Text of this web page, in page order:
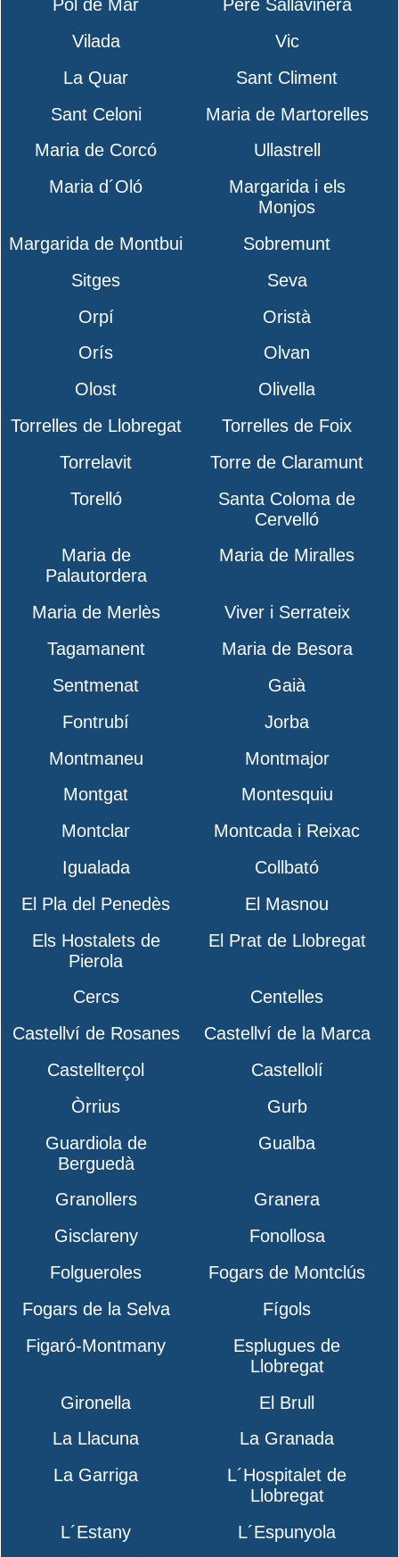
Pol de Mar
Pere Sallavinera
Vilada
Vic
La Quar
Sant Climent
Sant Celoni
Maria de Martorelles
Maria de Corcó
Ullastrell
Maria d´Oló
Margarida i els
Monjos
Margarida de Montbui
Sobremunt
Sitges
Seva
Orpí
Oristà
Orís
Olvan
Olost
Olivella
Torrelles de Llobregat
Torrelles de Foix
Torrelavit
Torre de Claramunt
Torelló
Santa Coloma de
Cervelló
Maria de
Palautordera
Maria de Miralles
Maria de Merlès
Viver i Serrateix
Tagamanent
Maria de Besora
Sentmenat
Gaià
Fontrubí
Jorba
Montmaneu
Montmajor
Montgat
Montesquiu
Montclar
Montcada i Reixac
Igualada
Collbató
El Pla del Penedès
El Masnou
Els Hostalets de
Pierola
El Prat de Llobregat
Cercs
Centelles
Castellví de Rosanes
Castellví de la Marca
Castellterçol
Castellolí
Òrrius
Gurb
Guardiola de
Berguedà
Gualba
Granollers
Granera
Gisclareny
Fonollosa
Folgueroles
Fogars de Montclús
Fogars de la Selva
Fígols
Figaró-Montmany
Esplugues de
Llobregat
Gironella
El Brull
La Llacuna
La Granada
La Garriga
L´Hospitalet de
Llobregat
L´Estany
L´Espunyola